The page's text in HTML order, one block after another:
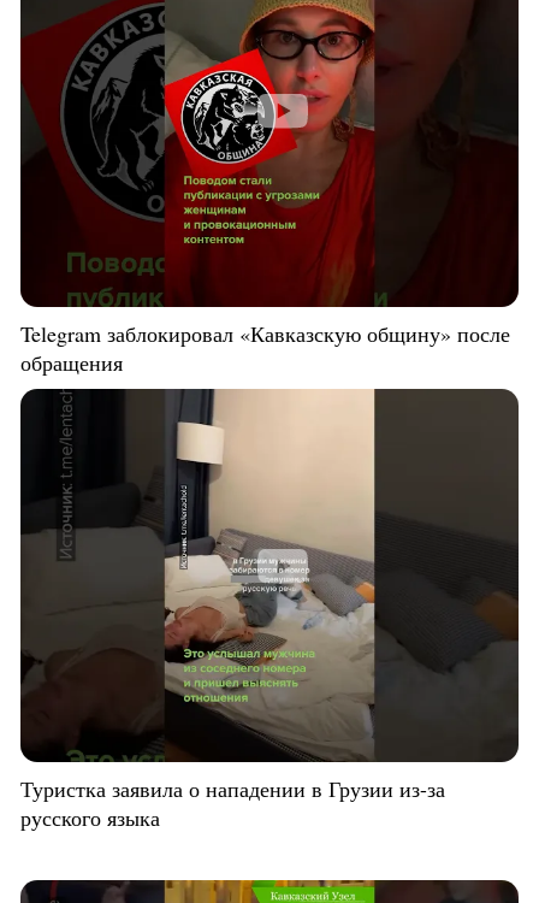
Telegram заблокировал «Кавказскую общину» после
обращения
Туристка заявила о нападении в Грузии из-за
русского языка